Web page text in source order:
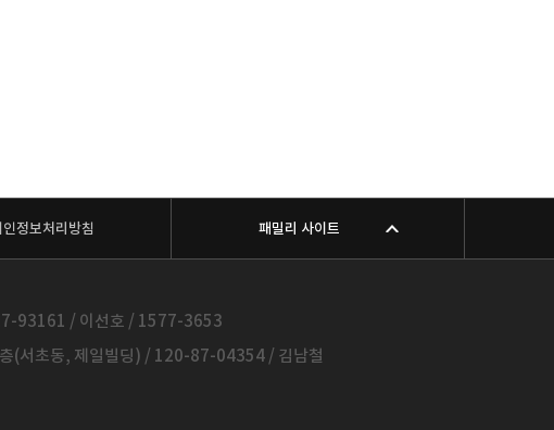
인정보처리방침 패밀리 사이트
93161 / 이선호 / 1577-3653
(서초동, 제일빌딩) / 120-87-04354 / 김남철